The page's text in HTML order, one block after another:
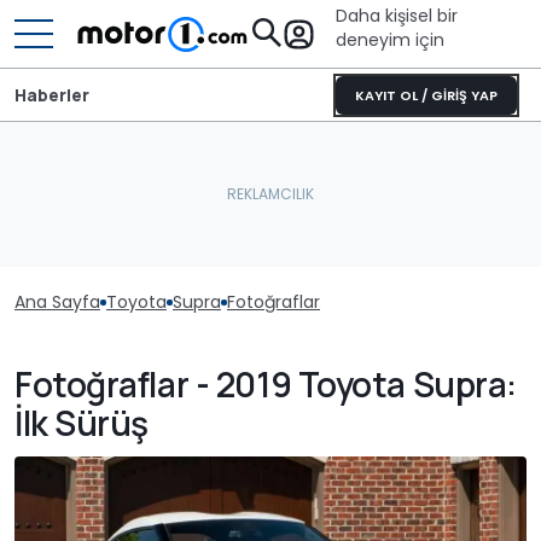
Daha kişisel bir
deneyim için
KAYIT OL / GİRİŞ YAP
Haberler
Ana Sayfa Toyota Supra Fotoğraflar
Fotoğraflar - 2019 Toyota Supra:
İlk Sürüş